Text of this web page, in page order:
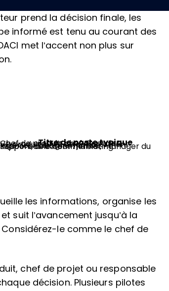
prend la décision finale, les
informé est tenu au courant des
met l’accent non plus sur
Titre de poste typique
Chef de produit, chef de projet
VP produit, chef de département
Ingénieur, designer, juriste
Responsable commercial, manager du support, directeur marketing
les informations, organise les
suit l’avancement jusqu’à la
le comme le chef de
chef de projet ou responsable
décision. Plusieurs pilotes